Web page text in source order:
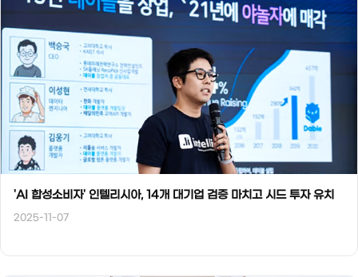
'AI 합성소비자' 인텔리시아, 14개 대기업 검증 마치고 시드 투자 유치
2025-11-07